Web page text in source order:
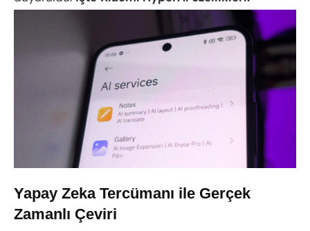
Yapay Zeka Tercümanı ile Gerçek
Zamanlı Çeviri